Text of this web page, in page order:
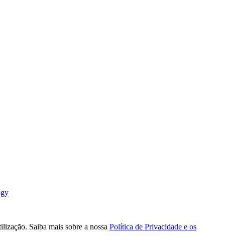
Saiba mais sobre a nossa Política de Privacidade e os